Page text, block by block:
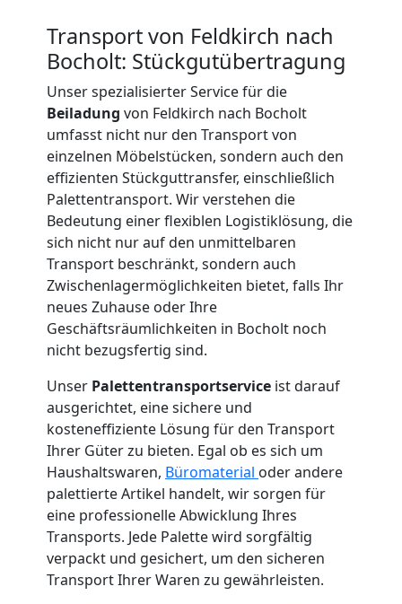
Transport von Feldkirch nach
Bocholt: Stückgutübertragung
Unser spezialisierter Service für die
Beiladung von Feldkirch nach Bocholt
umfasst nicht nur den Transport von
einzelnen Möbelstücken, sondern auch den
effizienten Stückguttransfer, einschließlich
Palettentransport. Wir verstehen die
Bedeutung einer flexiblen Logistiklösung, die
sich nicht nur auf den unmittelbaren
Transport beschränkt, sondern auch
Zwischenlagermöglichkeiten bietet, falls Ihr
neues Zuhause oder Ihre
Geschäftsräumlichkeiten in Bocholt noch
nicht bezugsfertig sind.
Unser Palettentransportservice ist darauf
ausgerichtet, eine sichere und
kosteneffiziente Lösung für den Transport
Ihrer Güter zu bieten. Egal ob es sich um
Haushaltswaren, Büromaterial oder andere
palettierte Artikel handelt, wir sorgen für
eine professionelle Abwicklung Ihres
Transports. Jede Palette wird sorgfältig
verpackt und gesichert, um den sicheren
Transport Ihrer Waren zu gewährleisten.
Beiladung
International
Internationaler
Umzug
Nationaler
Umzug